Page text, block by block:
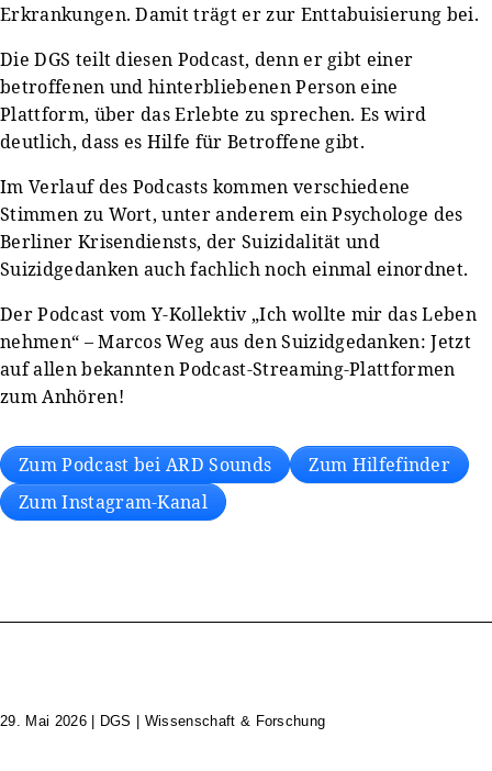
Erkrankungen. Damit trägt er zur Enttabuisierung bei.
Die DGS teilt diesen Podcast, denn er gibt einer
betroffenen und hinterbliebenen Person eine
Plattform, über das Erlebte zu sprechen. Es wird
deutlich, dass es Hilfe für Betroffene gibt.
Im Verlauf des Podcasts kommen verschiedene
Stimmen zu Wort, unter anderem ein Psychologe des
Berliner Krisendiensts, der Suizidalität und
Suizidgedanken auch fachlich noch einmal einordnet.
Der Podcast vom Y-Kollektiv „Ich wollte mir das Leben
nehmen“ – Marcos Weg aus den Suizidgedanken: Jetzt
auf allen bekannten Podcast-Streaming-Plattformen
zum Anhören!
Zum Podcast bei ARD Sounds
Zum Hilfefinder
Zum Instagram-Kanal
29. Mai 2026| DGS | Wissenschaft & Forschung